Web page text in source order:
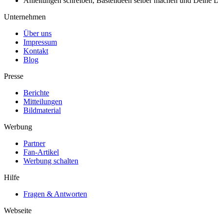
Unternehmen
Über uns
Impressum
Kontakt
Blog
Presse
Berichte
Mitteilungen
Bildmaterial
Werbung
Partner
Fan-Artikel
Werbung schalten
Hilfe
Fragen & Antworten
Webseite